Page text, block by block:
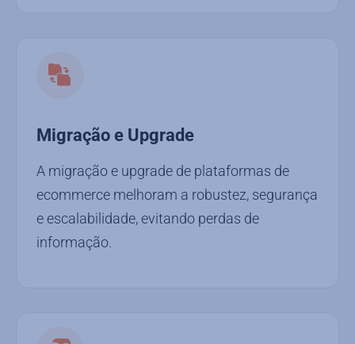
Migração e Upgrade
A migração e upgrade de plataformas de
ecommerce melhoram a robustez, segurança
e escalabilidade, evitando perdas de
informação.